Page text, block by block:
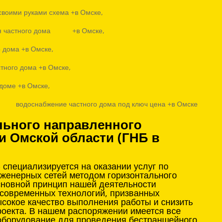
руками схема +в Омске,
частного дома +в Омске,
дома +в Омске,
дома +в Омске,
+в Омске,
водоснабжение частного дома под ключ цена +в Омске
направленного
Омской области (ГНБ в
на оказании услуг по
сетей методом горизонтального
принцип нашей деятельности
технологий, призванных
качество выполнения работы и снизить
В нашем распоряжении имеется все
для проведения бестраншейного